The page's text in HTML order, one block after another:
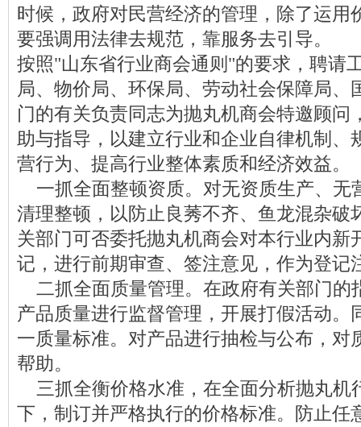
时候，政府对民营经济的管理，除了运用
要强调用法律去规范，靠服务去引导。
按照"山东省行业商会通则"的要求，聘请
局、物价局、环保局、劳动社会保障局、
门的有关负责同志为抛丸机商会特邀顾问
助与指导，以建立行业和企业自律机制、
营行为、提高行业整体素质和经济效益。
一抓全面整顿资质。对无资质生产、无
清理整顿，以防止良莠不齐、鱼龙混杂破
关部门可否委托抛丸机商会对本行业内新
记，进行前期审查、签注意见，作为登记
二抓全面质量管理。在政府有关部门的
产品质量进行监督管理，开展打假活动。
一质量标准。对产品进行抽检与公布，对
帮助。
三抓全衡价格水准，在全面分析抛丸机
下，制订并严格执行的价格标准。防止任